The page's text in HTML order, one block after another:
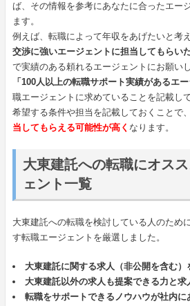
ば、その情報を参考にあなたに合ったエー
ます。
例えば、転職によって年収をあげたいと考
交渉に強いエージェントに担当してもらいた
で実績のある頼れるエージェントにお願い
「100人以上の転職サポート実績があるエー
職エージェントに求めていることを記載し
希望する条件や担当を記載しておくことで、
当してもらえる可能性が高く なります。
大東建託への転職にオス
ェント一覧
大東建託への転職を検討している人のため
す転職エージェントを厳選しました。
大東建託に関する求人（非公開を含む
大東建託以外の求人も提案できる力と
転職をサポートできるノウハウが社内に